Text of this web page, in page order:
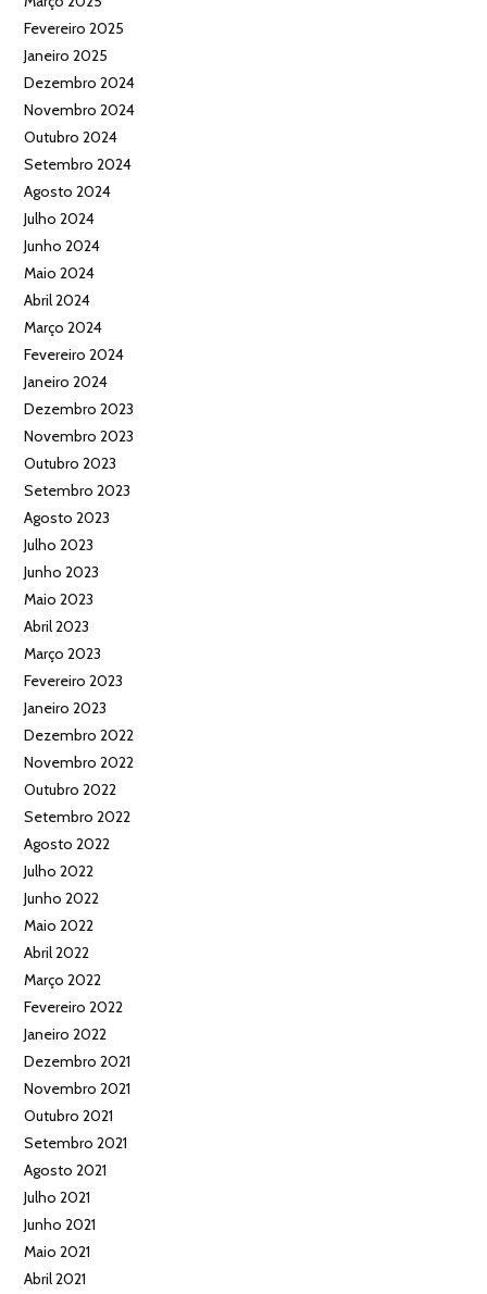
Fevereiro 2025
Janeiro 2025
Dezembro 2024
Novembro 2024
Outubro 2024
Setembro 2024
Agosto 2024
Julho 2024
Junho 2024
Maio 2024
Abril 2024
Março 2024
Fevereiro 2024
Janeiro 2024
Dezembro 2023
Novembro 2023
Outubro 2023
Setembro 2023
Agosto 2023
Julho 2023
Junho 2023
Maio 2023
Abril 2023
Março 2023
Fevereiro 2023
Janeiro 2023
Dezembro 2022
Novembro 2022
Outubro 2022
Setembro 2022
Agosto 2022
Julho 2022
Junho 2022
Maio 2022
Abril 2022
Março 2022
Fevereiro 2022
Janeiro 2022
Dezembro 2021
Novembro 2021
Outubro 2021
Setembro 2021
Agosto 2021
Julho 2021
Junho 2021
Maio 2021
Abril 2021